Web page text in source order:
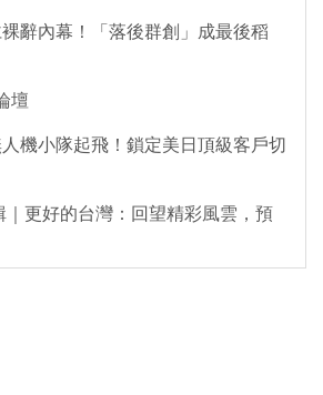
辭內幕！「落後群創」成最後稻
壇
機小隊起飛！鎖定美日頂級客戶切
更好的台灣：回望精彩風雲，預